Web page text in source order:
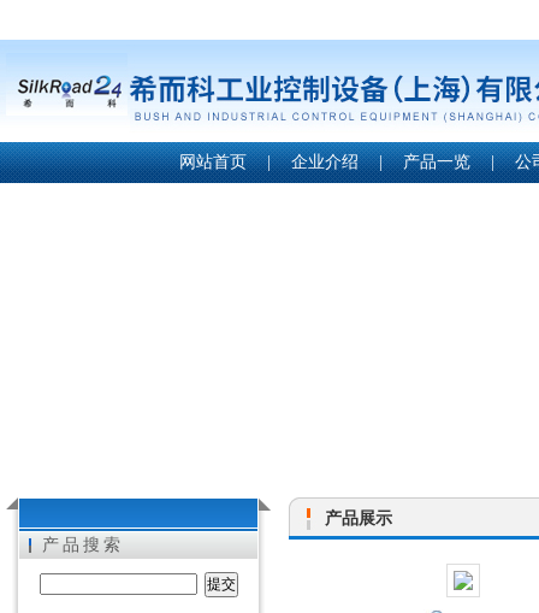
网站首页 | 企业介绍 | 产品一览 | 公
产品搜索
产品展示